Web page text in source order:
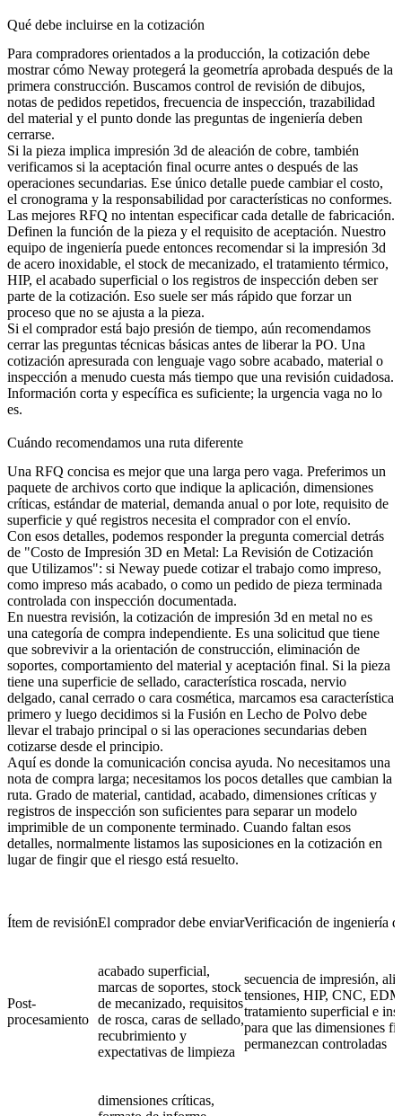
Qué debe incluirse en la cotización
Para compradores orientados a la producción, la cotización debe
mostrar cómo Neway protegerá la geometría aprobada después de la
primera construcción. Buscamos control de revisión de dibujos,
notas de pedidos repetidos, frecuencia de inspección, trazabilidad
del material y el punto donde las preguntas de ingeniería deben
cerrarse.
Si la pieza implica impresión 3d de aleación de cobre, también
verificamos si la aceptación final ocurre antes o después de las
operaciones secundarias. Ese único detalle puede cambiar el costo,
el cronograma y la responsabilidad por características no conformes.
Las mejores RFQ no intentan especificar cada detalle de fabricación.
Definen la función de la pieza y el requisito de aceptación. Nuestro
equipo de ingeniería puede entonces recomendar si la impresión 3d
de acero inoxidable, el stock de mecanizado, el tratamiento térmico,
HIP, el acabado superficial o los registros de inspección deben ser
parte de la cotización. Eso suele ser más rápido que forzar un
proceso que no se ajusta a la pieza.
Si el comprador está bajo presión de tiempo, aún recomendamos
cerrar las preguntas técnicas básicas antes de liberar la PO. Una
cotización apresurada con lenguaje vago sobre acabado, material o
inspección a menudo cuesta más tiempo que una revisión cuidadosa.
Información corta y específica es suficiente; la urgencia vaga no lo
es.
Cuándo recomendamos una ruta diferente
Una RFQ concisa es mejor que una larga pero vaga. Preferimos un
paquete de archivos corto que indique la aplicación, dimensiones
críticas, estándar de material, demanda anual o por lote, requisito de
superficie y qué registros necesita el comprador con el envío.
Con esos detalles, podemos responder la pregunta comercial detrás
de "Costo de Impresión 3D en Metal: La Revisión de Cotización
que Utilizamos": si Neway puede cotizar el trabajo como impreso,
como impreso más acabado, o como un pedido de pieza terminada
controlada con inspección documentada.
En nuestra revisión, la cotización de impresión 3d en metal no es
una categoría de compra independiente. Es una solicitud que tiene
que sobrevivir a la orientación de construcción, eliminación de
soportes, comportamiento del material y aceptación final. Si la pieza
tiene una superficie de sellado, característica roscada, nervio
delgado, canal cerrado o cara cosmética, marcamos esa característica
primero y luego decidimos si la Fusión en Lecho de Polvo debe
llevar el trabajo principal o si las operaciones secundarias deben
cotizarse desde el principio.
Aquí es donde la comunicación concisa ayuda. No necesitamos una
nota de compra larga; necesitamos los pocos detalles que cambian la
ruta. Grado de material, cantidad, acabado, dimensiones críticas y
registros de inspección son suficientes para separar un modelo
imprimible de un componente terminado. Cuando faltan esos
detalles, normalmente listamos las suposiciones en la cotización en
lugar de fingir que el riesgo está resuelto.
Ítem de revisiónEl comprador debe enviarVerificación de ingeniería
Post-
procesamiento
acabado superficial,
marcas de soportes, stock
de mecanizado, requisitos
de rosca, caras de sellado,
recubrimiento y
expectativas de limpieza
secuencia de impresión,
tensiones, HIP, CNC,
tratamiento superficial e
para que las dimensiones
permanezcan controladas
dimensiones críticas,